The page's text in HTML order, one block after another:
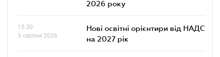
2026 року
15.30
5 серпня 2026
Нові освітні орієнтири від НАДС
на 2027 рік